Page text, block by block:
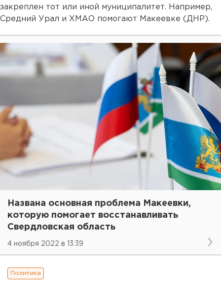
закреплен тот или иной муниципалитет. Например,
Средний Урал и ХМАО помогают Макеевке (ДНР).
Названа основная проблема Макеевки,
которую помогает восстанавливать
Свердловская область
4 ноября 2022 в 13:39
Политика